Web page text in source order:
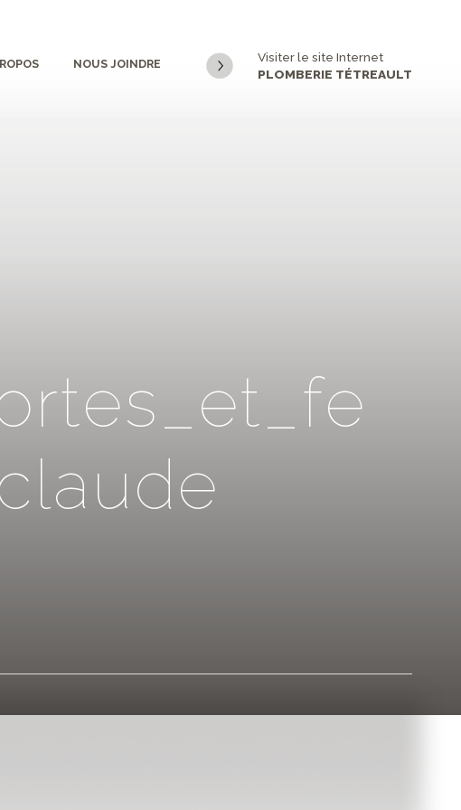
NOUS JOINDRE
Visiter le site Internet
PLOMBERIE TÉTREAULT
rtes et fe
laude